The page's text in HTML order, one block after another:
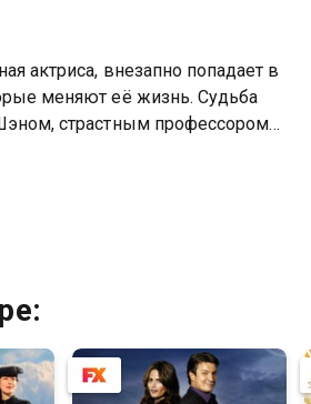
актриса, внезапно попадает в
меняют её жизнь. Судьба
страстным профессором-